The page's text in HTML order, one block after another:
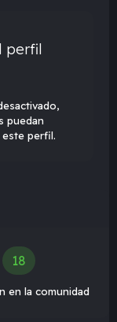
perfil
puedan
perfil.
18
en la comunidad